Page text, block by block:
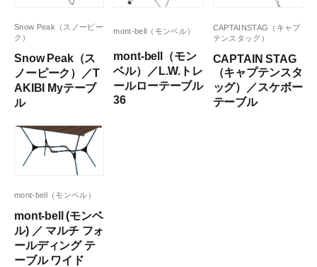
Snow Peak（スノーピー
ク）
Snow Peak（ス
ノーピーク）／T
AKIBI Myテーブ
ル
mont-bell（モンベル）
mont-bell（モン
ベル）／L.W.トレ
ールローテーブル
36
CAPTAINSTAG（キャプ
テンスタッグ）
CAPTAIN STAG
（キャプテンスタ
ッグ）／スケボー
テーブル
mont-bell（モンベル）
mont-bell (モンベ
ル) ／ マルチ フォ
ールディング テ
ーブル ワイド